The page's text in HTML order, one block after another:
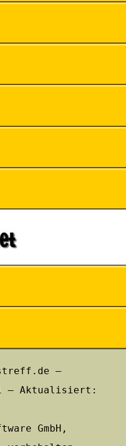
–
– Aktualisiert:
GmbH,